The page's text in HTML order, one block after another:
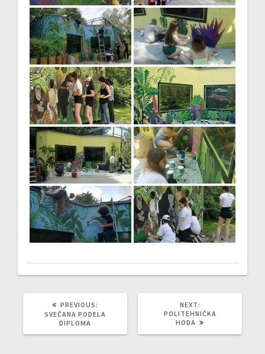
PREVIOUS:
POST:
SVEČANA PODELA
DIPLOMA
NEXT:
POST:
POLITEHNIČKA
HODA